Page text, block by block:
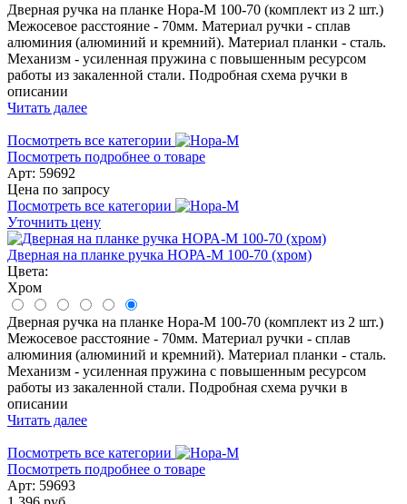
Дверная ручка на планке Нора-М 100-70 (комплект из 2 шт.)
Межосевое расстояние - 70мм. Материал ручки - сплав
алюминия (алюминий и кремний). Материал планки - сталь.
Механизм - усиленная пружина с повышенным ресурсом
работы из закаленной стали. Подробная схема ручки в
описании
Читать далее
Посмотреть все категории
Посмотреть подробнее о товаре
Арт: 59692
Цена по запросу
Посмотреть все категории
Уточнить цену
Дверная на планке ручка НОРА-М 100-70 (хром)
Цвета:
Хром
Дверная ручка на планке Нора-М 100-70 (комплект из 2 шт.)
Межосевое расстояние - 70мм. Материал ручки - сплав
алюминия (алюминий и кремний). Материал планки - сталь.
Механизм - усиленная пружина с повышенным ресурсом
работы из закаленной стали. Подробная схема ручки в
описании
Читать далее
Посмотреть все категории
Посмотреть подробнее о товаре
Арт: 59693